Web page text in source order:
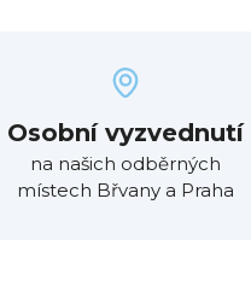
Osobní vyzvednutí
na našich odběrných
místech Břvany a Praha